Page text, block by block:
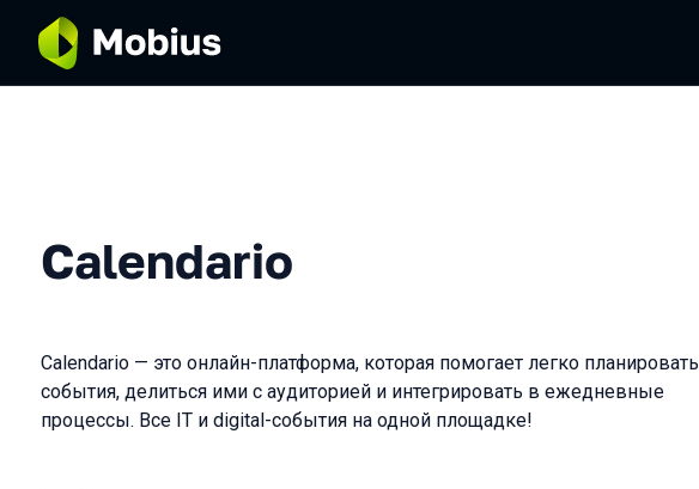
Calendario
Calendario — это онлайн-платформа, которая помогает легко планировать
события, делиться ими с аудиторией и интегрировать в ежедневные
процессы. Все IT и digital-события на одной площадке!